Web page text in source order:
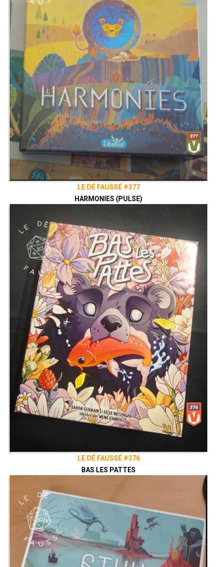
LE DÉ FAUSSÉ #377
HARMONIES (PULSE)
LE DÉ FAUSSÉ #376
BAS LES PATTES